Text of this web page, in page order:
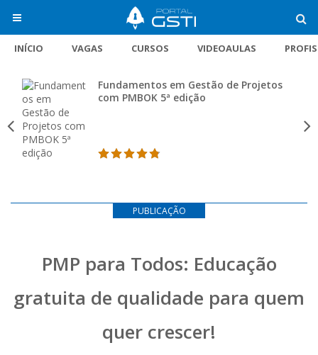
INÍCIO VAGAS CURSOS VIDEOAULAS
Fundamentos em Gestão de Projetos
com PMBOK 5ª edição
PUBLICAÇÃO
PMP para Todos: Educação
gratuita de qualidade para quem
quer crescer!